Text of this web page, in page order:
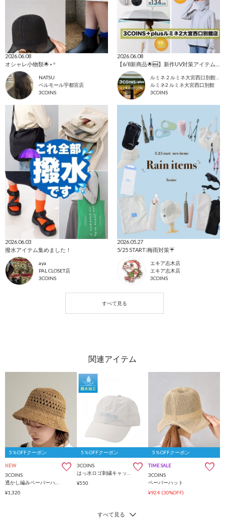
2026.06.08
オシャレ小物類🌟⋆꙳
NATSU
ベルモール宇都宮店
3COINS
2026.06.08
ルミネ2 ルミネ大宮西口別館
3COINS
2026.06.03
撥水アイテム集めました！
aya
PAL CLOSET店
3COINS
2026.05.27
5/25 START❕梅雨対策☔️
エキア志木店
エキア志木店
3COINS
5％OFFクーポン
NEW
3COINS
¥1,320
5％OFFクーポン
3COINS
¥550
5％OFFクーポン
TIME SALE
3COINS
ペーパーハット
¥924 (30%OFF)